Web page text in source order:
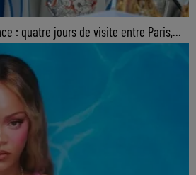
: quatre jours de visite entre Paris,...